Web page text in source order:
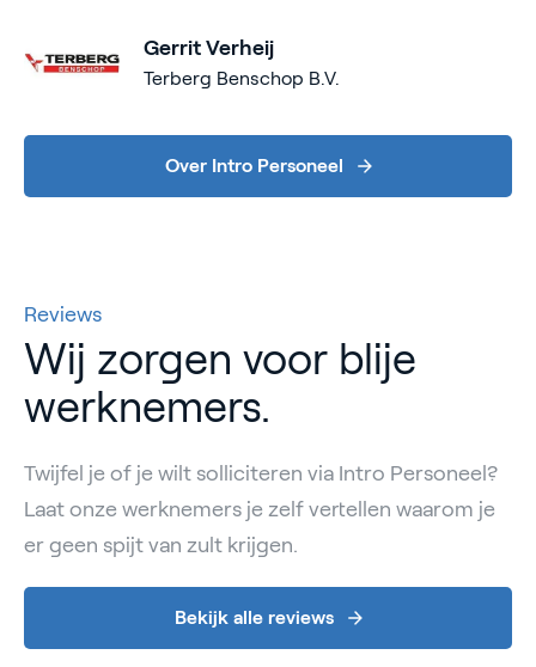
Gerrit Verheij
Terberg Benschop B.V.
Over Intro Personeel
Reviews
Wij zorgen voor blije
werknemers.
Twijfel je of je wilt solliciteren via Intro Personeel?
Laat onze werknemers je zelf vertellen waarom je
er geen spijt van zult krijgen.
Bekijk alle reviews